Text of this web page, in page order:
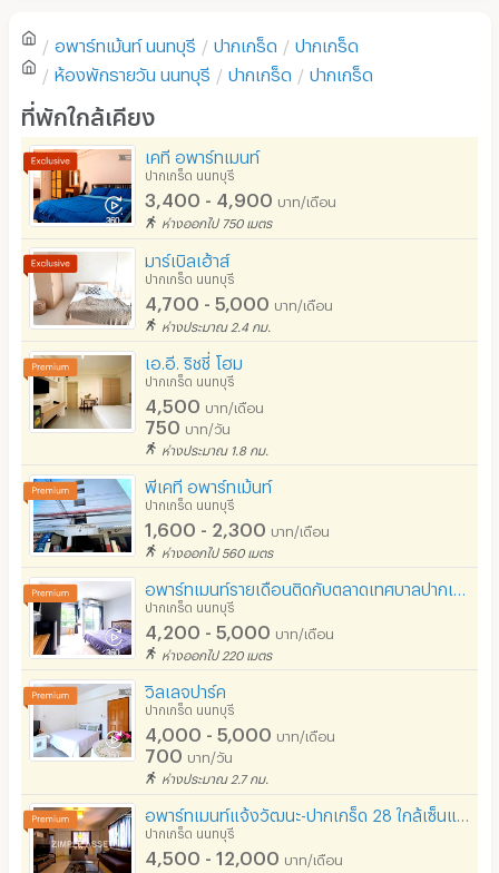
- ตู้เสื้อผ้า
- โต๊ะเครื่องแป้ง
- ทีวี(เฉพาะห้องรายวันและรายเดือนระยะสั้น)
- ตู้เย็น(เฉพาะห้องรายวันและรายเดือนระยะสั้น)
- กาน้ำร้อน(เฉพาะห้องรายวันและรายเดือนระยะสั้น)
- โซฟาเล็ก(เฉพาะห้องรายวันและรายเดือนระยะสั้น)
- ราวตากผ้า
- อินเทอร์เน็ต(wifi)
🚖 สิ่งอำนวยความสะดวกภายในอาคาร
- กล้องวงจรปิด
- คีย์การ์ดสำหรับผ่านเข้า-ออก อาคาร
- ที่จอดรถ
- เครื่องซักผ้าหยอดเหรียญ
📍 สถานที่ใกล้เคียง
- สถานีตำรวจภูธรอำเภอปากเกร็ด 400 m.
- ที่ว่าการอำเภอปากเกร็ด 400 m.
- โรงพยาบาลปากเกร็ด1 400 m.
- เมเจอร์ ฮอลลีวูด ปากเกร็ด 850 m.
- ห้าแยกปากเกร็ด 1.0 km.
โซฟา
เตาปรุงอาหาร
อนุญาตให้เลี้ยงสัตว์
อนุญาตให้สูบบุหรี่ในห้องพัก
โทรศัพท์สายตรง
ที่จอดรถ
ลิฟต์
สระว่ายน้ำ
โรงยิม / ฟิตเนส
อินเทอร์เน็ตไร้สาย (WIFI) ในห้อง
เคเบิลทีวี / ดาวเทียม
มีระบบรักษาความปลอดภัย (keycard)
มีระบบรักษาความปลอดภัย (สแกนลายนิ้วมือ)
กล้องวงจรปิด (CCTV)
รปภ.
ร้านขายอาหาร
ร้านค้า สะดวกซื้อ
ร้านซัก-รีด / มีบริการเครื่องซักผ้า
เขียนรีวิวแรกของอพาร์ทเม้นท์นี้
อพาร์ทเม้นท์ นนทบุรี ปากเกร็ด ปากเกร็ด
ห้องพักรายวัน นนทบุรี ปากเกร็ด ปากเกร็ด
ที่พักใกล้เคียง
เคที อพาร์ทเมนท์
ปากเกร็ด นนทบุรี
3,400 - 4,900 บาท/เดือน
ห่างออกไป 750 เมตร
มาร์เบิลเฮ้าส์
ปากเกร็ด นนทบุรี
4,700 - 5,000 บาท/เดือน
ห่างประมาณ 2.4 กม.
เอ.อี. ริชชี่ โฮม
ปากเกร็ด นนทบุรี
4,500 บาท/เดือน
750 บาท/วัน
ห่างประมาณ 1.8 กม.
พีเคที อพาร์ทเม้นท์
ปากเกร็ด นนทบุรี
1,600 - 2,300 บาท/เดือน
ห่างออกไป 560 เมตร
ปากเกร็ด นนทบุรี
4,200 - 5,000 บาท/เดือน
ห่างออกไป 220 เมตร
วิลเลจปาร์ค
ปากเกร็ด นนทบุรี
4,000 - 5,000 บาท/เดือน
700 บาท/วัน
ห่างประมาณ 2.7 กม.
ปากเกร็ด นนทบุรี
4,500 - 12,000 บาท/เดือน